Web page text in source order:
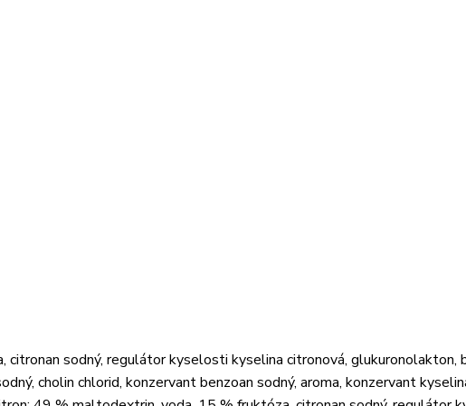
sodný, regulátor kyselosti kyselina citronová, glukuronolakton,
cholin chlorid, konzervant benzoan sodný, aroma, konzervant